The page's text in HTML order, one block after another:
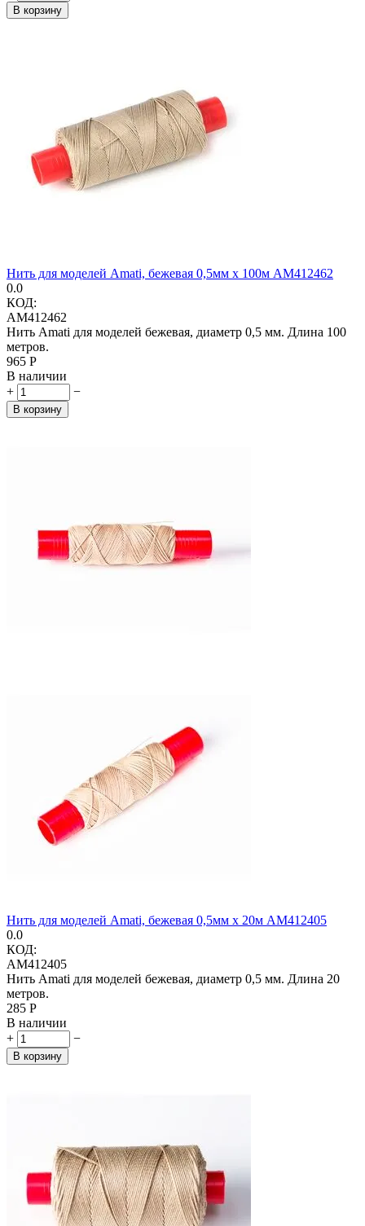
В корзину
Нить для моделей Amati, бежевая 0,5мм х 100м AM412462
0.0
КОД:
AM412462
Нить Amati для моделей бежевая, диаметр 0,5 мм. Длина 100
метров.
‍965‍ Р
В наличии
+
−
В корзину
Нить для моделей Amati, бежевая 0,5мм х 20м AM412405
0.0
КОД:
AM412405
Нить Amati для моделей бежевая, диаметр 0,5 мм. Длина 20
метров.
‍285‍ Р
В наличии
+
−
В корзину